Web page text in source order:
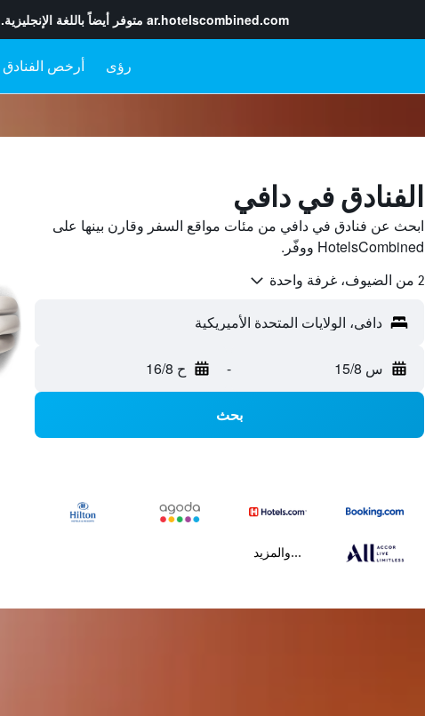
ar.hotelscombined.com متوفر أيضاً باللغة الإنجليزية.
رؤى أرخص الفنادق
الفنادق في دافي
ابحث عن فنادق في دافي من مئات مواقع السفر وقارن بينها على
HotelsCombined ووفّر.
2 من الضيوف، غرفة واحدة
س 15/8 - ح 16/8
بحث
...والمزيد